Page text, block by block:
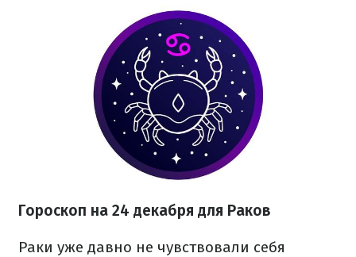
Гороскоп на 24 декабря для Раков
Раки уже давно не чувствовали себя